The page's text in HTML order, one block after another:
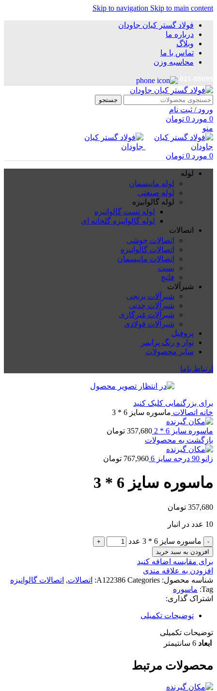
Skip to navigation Skip to main content
فولاد گستر کیان جاودان
درباره ما
وبلاگ
تماس با ما
محاسبه وزن
جستجو
ورود / ثبت نام
0 مورد 0 تومان
منو
0 مورد 0 تومان
لوله
لوله مانیسمان
لوله صنعتی
لوله گالوانیزه
لوله تست گالوانیزه
لوله گالوانیزه گلخانه ای
اتصالات
اتصالات جوشی
اتصالات گالوانیزه
اتصالات مانیسمان
بست
فلنچ
شیرآلات
شیرآلات برنجی
شیرآلات چدنی
شیرآلات غیرگازی
شیرآلات فولادی
پروفیل
نوار و رنگ پرایمر
سایر محصولات
ارتباط باما
برای بزرگنمایی کلیک کنید
خانه اتصالات ماسوره سایز 6 * 3
ماسوره سایز 6 * 2 357,680 تومان
بازگشت به محصولات
زانو 90 درجه سایز 6 767,960 تومان
ماسوره سایز 6 * 3
357,680 تومان
10 عدد در انبار
ماسوره سایز 6 * 3 عدد
افزودن به سبد خرید
برای مقایسه اضافه کنید
افزودن به علاقه مندی
شناسه محصول:
A122386 Categories: اتصالات, اتصالات گالوانیزه
Tag: ماسوره
اشتراک گذاری:
توضیحات تکمیلی
توضیحات تکمیلی
ابعاد 6 سانتیمتر
محصولات مرتبط